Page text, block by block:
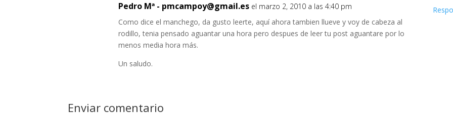
Pedro Mª - pmcampoy@gmail.es el marzo 2, 2010 a las 4:40 pm
Como dice el manchego, da gusto leerte, aquí ahora tambien llueve y voy de cabeza al
rodillo, tenia pensado aguantar una hora pero despues de leer tu post aguantare por lo
menos media hora más.
Un saludo.
Enviar comentario